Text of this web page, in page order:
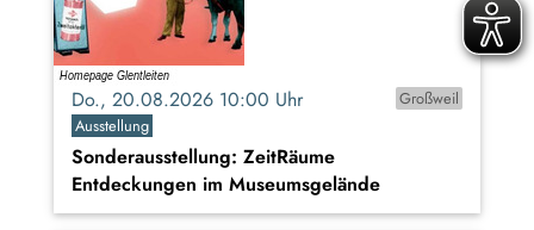
Do., 20.08.2026 10:00 Uhr
Großweil
Ausstellung
Sonderausstellung: ZeitRäume
Entdeckungen im Museumsgelände